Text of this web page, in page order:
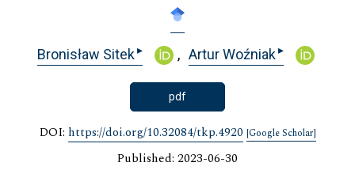
Bronisław Sitek▸ Artur Woźniak▸
pdf
DOI: https://doi.org/10.32084/tkp.4920 [Google Scholar]
Published: 2023-06-30